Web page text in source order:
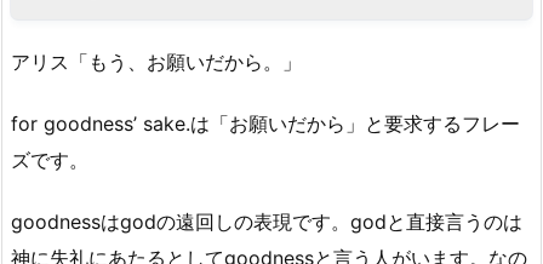
アリス「もう、お願いだから。」
for goodness’ sake.は「お願いだから」と要求するフレー
ズです。
goodnessはgodの遠回しの表現です。godと直接言うのは
神に失礼にあたるとしてgoodnessと言う人がいます。なの